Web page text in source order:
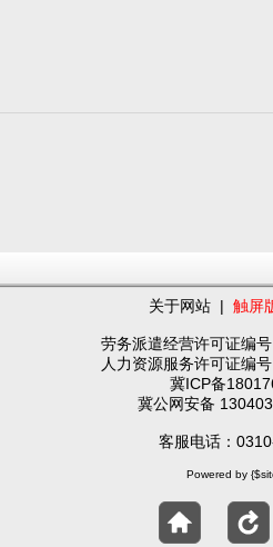
关于网站 | 触屏
劳务派遣经营许可证编
人力资源服务许可证编
冀ICP备
冀公网安备
客服电话：
Powered by